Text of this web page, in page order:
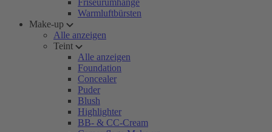
Friseurumhänge
Warmluftbürsten
Make-up
Alle anzeigen
Teint
Alle anzeigen
Foundation
Concealer
Puder
Blush
Highlighter
BB- & CC-Cream